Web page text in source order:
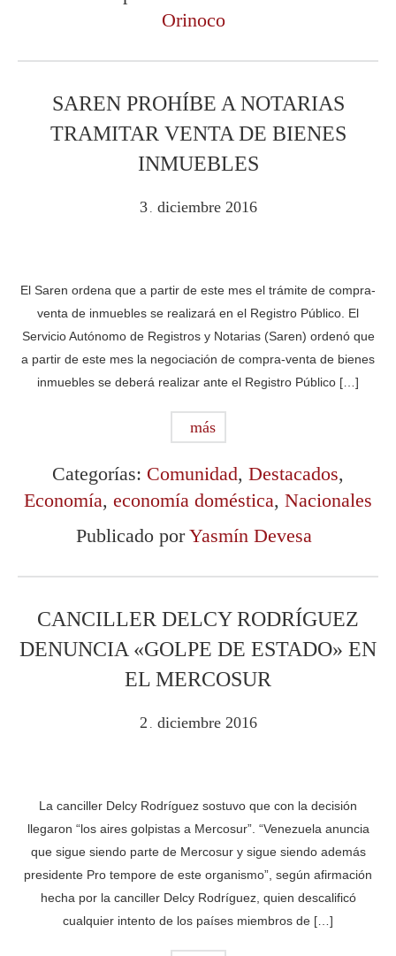
Orinoco
SAREN PROHÍBE A NOTARIAS
TRAMITAR VENTA DE BIENES
INMUEBLES
3 . diciembre 2016
El Saren ordena que a partir de este mes el trámite de compra-
venta de inmuebles se realizará en el Registro Público. El
Servicio Autónomo de Registros y Notarias (Saren) ordenó que
a partir de este mes la negociación de compra-venta de bienes
inmuebles se deberá realizar ante el Registro Público […]
más
Categorías: Comunidad, Destacados,
Economía, economía doméstica, Nacionales
Publicado porYasmín Devesa
CANCILLER DELCY RODRÍGUEZ
DENUNCIA «GOLPE DE ESTADO» EN
EL MERCOSUR
2 . diciembre 2016
La canciller Delcy Rodríguez sostuvo que con la decisión
llegaron “los aires golpistas a Mercosur”. “Venezuela anuncia
que sigue siendo parte de Mercosur y sigue siendo además
presidente Pro tempore de este organismo”, según afirmación
hecha por la canciller Delcy Rodríguez, quien descalificó
cualquier intento de los países miembros de […]